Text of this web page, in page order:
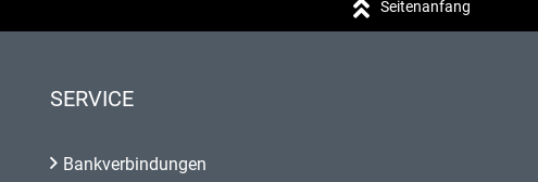
Seitenanfang
SERVICE
Bankverbindungen